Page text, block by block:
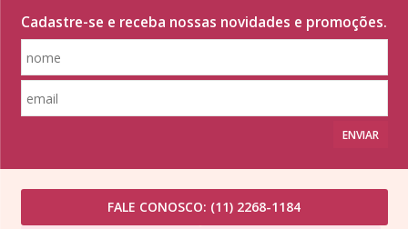
Cadastre-se e receba nossas novidades e promoções.
ENVIAR
FALE CONOSCO: (11) 2268-1184